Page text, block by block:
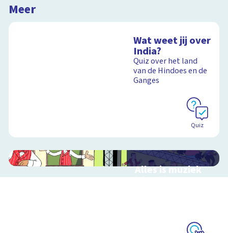
Meer
Wat weet jij over
India?
Quiz over het land
van de Hindoes en de
Ganges
Quiz
Alles is muziek
Interactieve